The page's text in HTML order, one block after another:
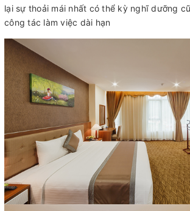
lại sự thoải mái nhất có thể kỳ nghĩ dưỡng
công tác làm việc dài hạn